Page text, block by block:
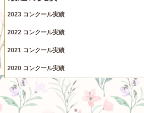
2023 コンクール実績
2022 コンクール実績
2021 コンクール実績
2020 コンクール実績